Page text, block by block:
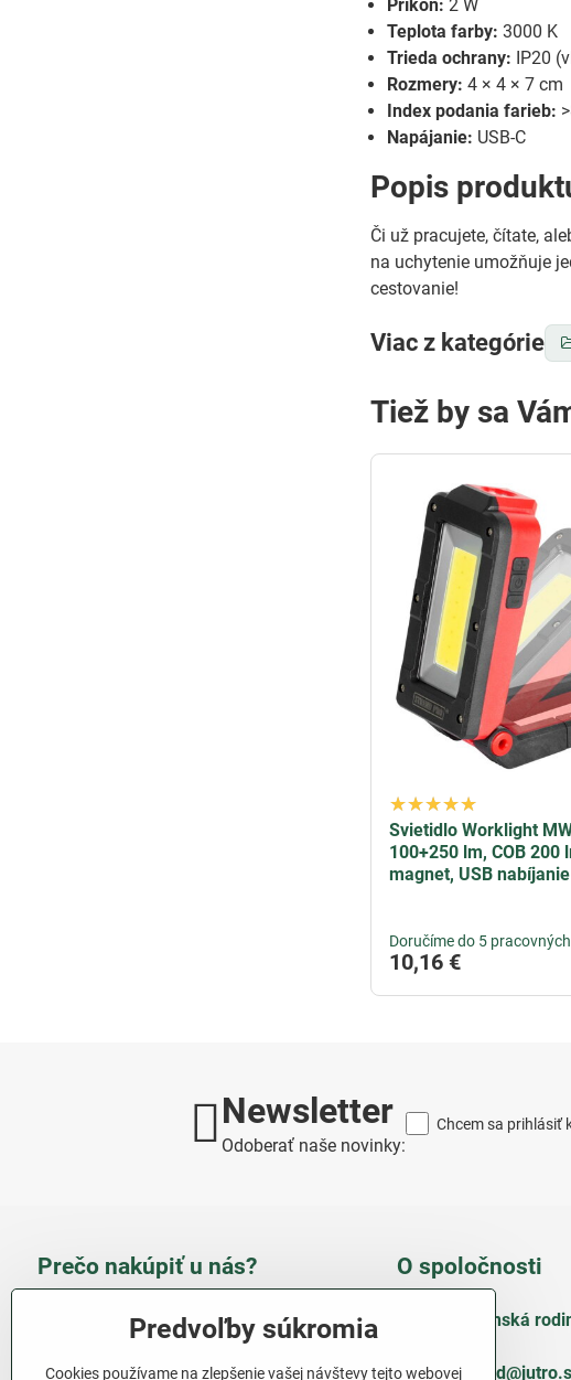
Príkon: 2 W
Teplota farby: 3000 K
Trieda ochrany: IP20
Rozmery: 4 × 4 × 7 cm
Index podania farieb:
Napájanie: USB-C
Popis
Či už pracujete, čítate,
na uchytenie umožňuje
cestovanie!
Viac z kategórie
Tiež by sa
Svietidlo Worklight
100+250 lm, COB 200
magnet, USB nabíjanie
Doručíme do 5
10,16 €
Newsletter
Odoberať naše novinky:
Chcem sa prihlásiť
Prečo nakúpiť u nás?
Takmer 100 % spokojných
zákazníkov
O spoločnosti
Slovenská
Predvoľby súkromia
Cookies používame na zlepšenie vašej návštevy tejto webovej